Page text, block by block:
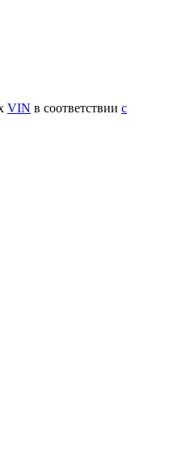
VIN в соответствии с